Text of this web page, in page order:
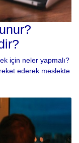
için neler yapmalı?
ederek meslekte